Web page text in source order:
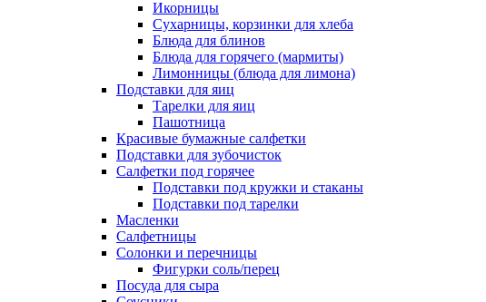
Икорницы
Сухарницы, корзинки для хлеба
Блюда для блинов
Блюда для горячего (мармиты)
Лимонницы (блюда для лимона)
Подставки для яиц
Тарелки для яиц
Пашотница
Красивые бумажные салфетки
Подставки для зубочисток
Салфетки под горячее
Подставки под кружки и стаканы
Подставки под тарелки
Масленки
Салфетницы
Солонки и перечницы
Фигурки соль/перец
Посуда для сыра